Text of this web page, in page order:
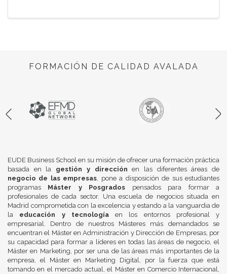
FORMACIÓN DE CALIDAD AVALADA
EUDE Business School en su misión de ofrecer una formación práctica
basada en la gestión y dirección en las diferentes áreas de
negocio de las empresas, pone a disposición de sus estudiantes
programas Máster y Posgrados pensados para formar a
profesionales de cada sector. Una escuela de negocios situada en
Madrid comprometida con la excelencia y estando a la vanguardia de
la educación y tecnologíaen los entornos profesional y
empresarial. Dentro de nuestros Másteres más demandados se
encuentran el Máster en Administración y Dirección de Empresas, por
su capacidad para formar a líderes en todas las áreas de negocio, el
Máster en Marketing, por ser una de las áreas más importantes de la
empresa, el Máster en Marketing Digital, por la fuerza que está
tomando en el mercado actual, el Máster en Comercio Internacional,